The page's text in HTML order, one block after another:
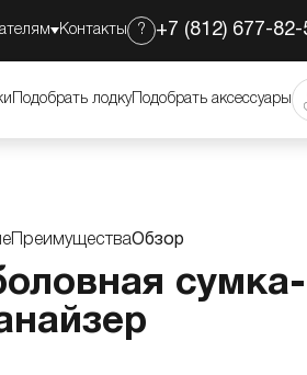
Контакты ? +7 (812) 677-82-
Подобрать лодкуПодобрать аксессуары
1 500 1 900 Добавить в
ПреимуществаОбзор
сумка-